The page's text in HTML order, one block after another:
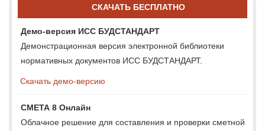
СКАЧАТЬ БЕСПЛАТНО
Демо-версия ИСС БУДСТАНДАРТ
Демонстрационная версия электронной библиотеки
нормативных документов ИСС БУДСТАНДАРТ.
Скачать демо-версию
СМЕТА 8 Онлайн
Облачное решение для составления и проверки сметной